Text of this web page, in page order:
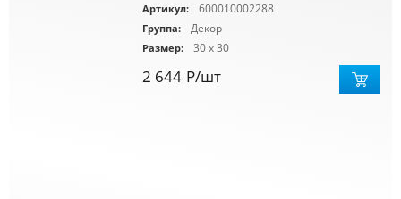
Артикул: 600010002288
Группа: Декор
Размер: 30 x 30
2 644 Р/шт